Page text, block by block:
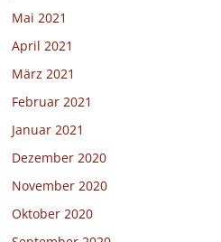
Mai 2021
April 2021
März 2021
Februar 2021
Januar 2021
Dezember 2020
November 2020
Oktober 2020